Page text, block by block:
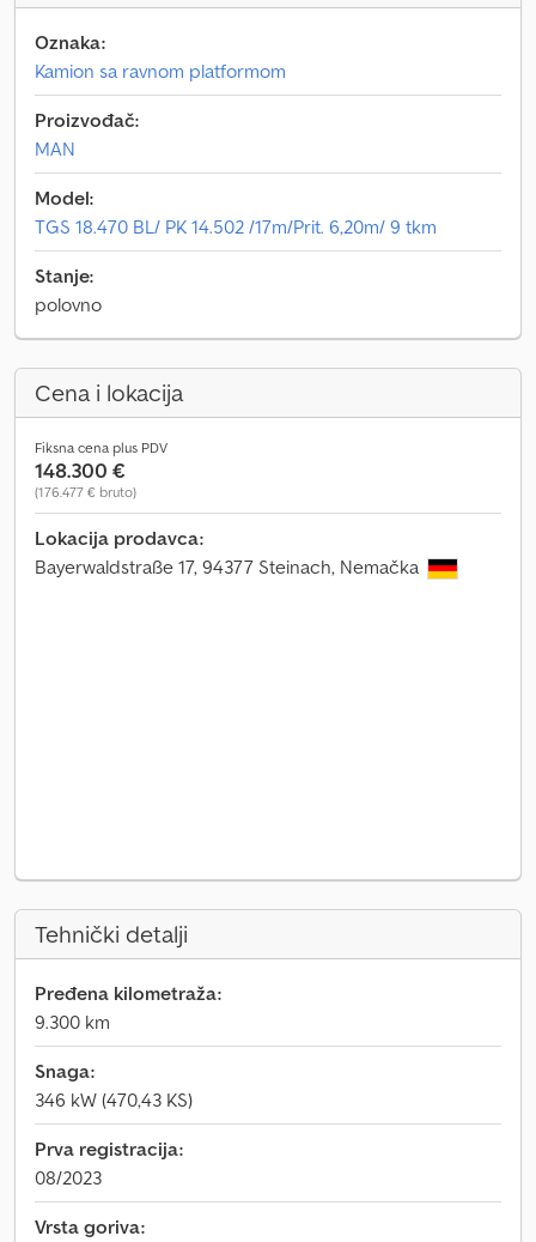
Oznaka:
Kamion sa ravnom platformom
Proizvođač:
MAN
Model:
TGS 18.470 BL/ PK 14.502 /17m/Prit. 6,20m/ 9 tkm
Stanje:
polovno
Cena i lokacija
Fiksna cena plus PDV
148.300 €
(176.477 € bruto)
Lokacija prodavca:
Bayerwaldstraße 17, 94377 Steinach, Nemačka
Tehnički detalji
Pređena kilometraža:
9.300 km
Snaga:
346 kW (470,43 KS)
Prva registracija:
08/2023
Vrsta goriva: